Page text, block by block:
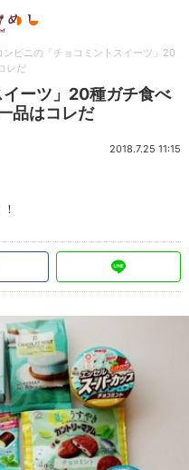
ンビニの「チョコミントスイーツ」20
レだ
ーツ」20種ガチ食べ
品はコレだ
2018.7.25 11:15